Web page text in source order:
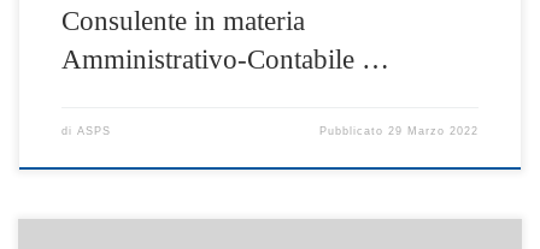
Consulente in materia
Amministrativo-Contabile …
di ASPS Pubblicato29 Marzo 2022